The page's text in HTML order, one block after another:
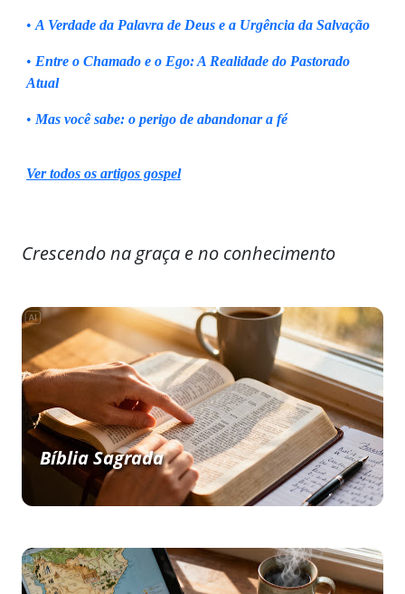
• A Verdade da Palavra de Deus e a Urgência da Salvação
• Entre o Chamado e o Ego: A Realidade do Pastorado
Atual
• Mas você sabe: o perigo de abandonar a fé
Ver todos os artigos gospel
Crescendo na graça e no conhecimento
Bíblia Sagrada